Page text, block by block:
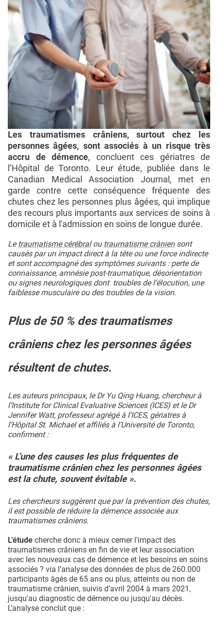
Les traumatismes crâniens, surtout chez les
personnes âgées, sont associés à un risque très
accru de démence, concluent ces gériatres de
l’Hôpital de Toronto. Leur étude, publiée dans le
Canadian Medical Association Journal, met en
garde contre cette conséquence fréquente des
chutes chez les personnes plus âgées, qui implique
des recours plus importants aux services de soins à
domicile et à l'admission en soins de longue durée.
Le traumatisme cérébralou traumatisme crâniensont
causés par un impact direct à la tête ou une force indirecte
et sont accompagné des symptômes suivants : perte de
connaissance, amnésie post-traumatique, désorientation
ou signes neurologiques dont troubles de l’élocution, une
faiblesse musculaire ou des troubles de la vision.
Plus de 50 % des traumatismes
crâniens chez les personnes âgées
résultent de chutes.
Les auteurs principaux, le Dr Yu Qing Huang, chercheur à
l’Institute for Clinical Evaluative Sciences (ICES) et le Dr
Jennifer Watt, professeur agrégé à l’ICES, gériatres à
l’Hôpital St. Michael et affiliés à l’Université de Toronto,
confirment :
« L’une des causes les plus fréquentes de
traumatisme crânien chez les personnes âgées
est la chute, souvent évitable ».
Les chercheurs suggèrent que par la prévention des chutes,
il est possible de réduire la démence associée aux
traumatismes crâniens.
L’étude cherche donc à mieux cerner l'impact des
traumatismes crâniens en fin de vie et leur association
avec les nouveaux cas de démence et les besoins en soins
associés ? via l’analyse des données de plus de 260.000
participants âgés de 65 ans ou plus, atteints ou non de
traumatisme crânien, suivis d’avril 2004 à mars 2021,
jusqu'au diagnostic de démence ou jusqu'au décès.
L’analyse conclut que :